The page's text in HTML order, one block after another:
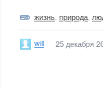
жизнь природа
will 25 декабря